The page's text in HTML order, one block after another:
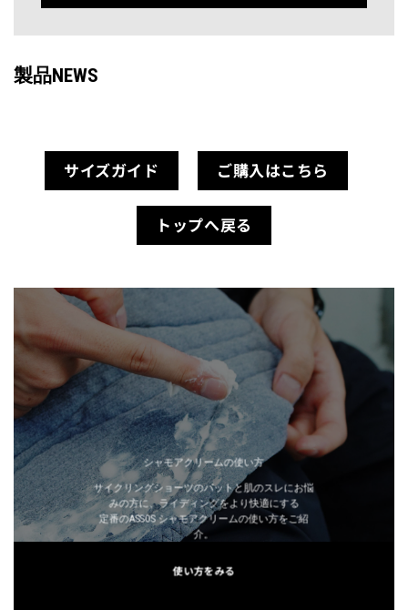
製品NEWS
サイズガイド ご購入はこちら
トップへ戻る
シャモアクリームの使い方
サイクリングショーツのパットと肌のスレにお悩
みの方に、ライディングをより快適にする
定番のASSOS シャモアクリームの使い方をご紹
介。
使い方をみる